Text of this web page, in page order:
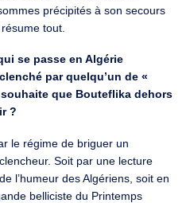
précipités à son secours
tout.
se passe en Algérie
par quelqu’un de «
que Bouteflika dehors
?
le régime de briguer un
Soit par une lecture
l’humeur des Algériens, soit en
belliciste du Printemps